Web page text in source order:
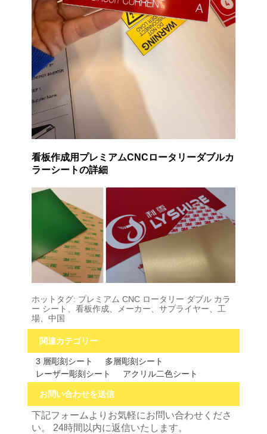
看板作成用プレミアムCNCロータリーダブルカ
ラーシートの詳細
ホットタグ: プレミアム CNC ロータリー ダブル カラ
ー シート、看板作成、メーカー、サプライヤー、工
場、中国
関連カテゴリー
3 層彫刻シート
多層彫刻シート
レーザー彫刻シート
アクリル二色シート
お問い合わせを送信
下記フォームよりお気軽にお問い合わせくださ
い。 24時間以内に返信いたします。